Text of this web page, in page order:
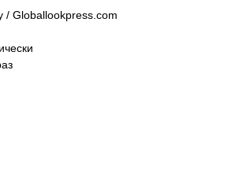
/ Globallookpress.com